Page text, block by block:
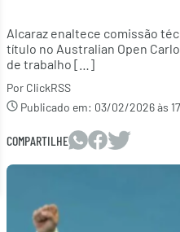
Alcaraz enaltece comissão
título no Australian Open
de trabalho […]
Por ClickRSS
Publicado em: 03/02/2026 às
COMPARTILHE